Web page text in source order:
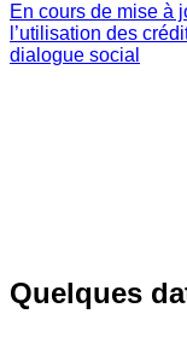
En cours de mise à
l’utilisation des
dialogue social
Quelques